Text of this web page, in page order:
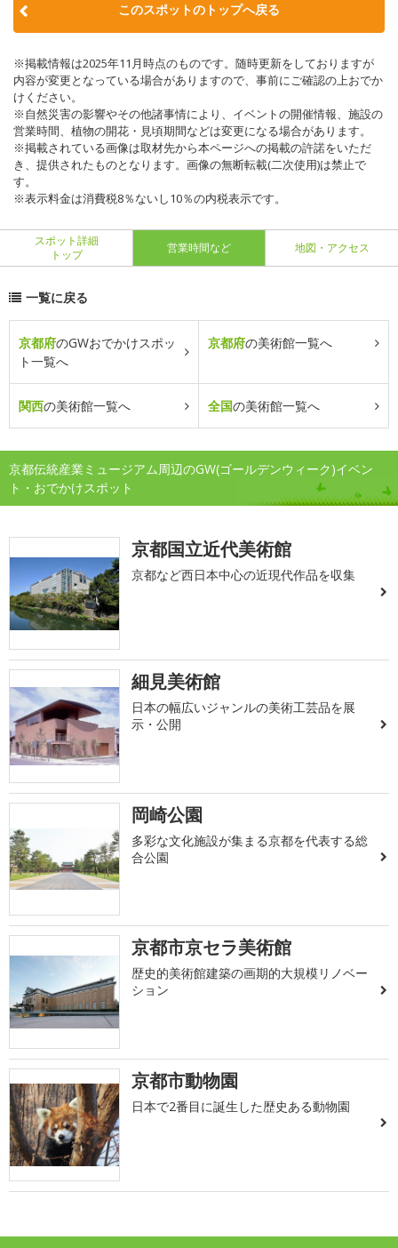
このスポットのトップへ戻る
※掲載情報は2025年11月時点のものです。随時更新をしておりますが
内容が変更となっている場合がありますので、事前にご確認の上おでか
けください。
※自然災害の影響やその他諸事情により、イベントの開催情報、施設の
営業時間、植物の開花・見頃期間などは変更になる場合があります。
※掲載されている画像は取材先から本ページへの掲載の許諾をいただ
き、提供されたものとなります。画像の無断転載(二次使用)は禁止で
す。
※表示料金は消費税8％ないし10％の内税表示です。
スポット詳細
トップ
営業時間など 地図・アクセス
一覧に戻る
京都府のGWおでかけスポッ
ト一覧へ
京都府の美術館一覧へ
関西の美術館一覧へ 全国の美術館一覧へ
京都伝統産業ミュージアム周辺のGW(ゴールデンウィーク)イベン
ト・おでかけスポット
京都国立近代美術館
京都など西日本中心の近現代作品を収集
細見美術館
日本の幅広いジャンルの美術工芸品を展
示・公開
岡崎公園
多彩な文化施設が集まる京都を代表する総
合公園
京都市京セラ美術館
歴史的美術館建築の画期的大規模リノベー
ション
京都市動物園
日本で2番目に誕生した歴史ある動物園